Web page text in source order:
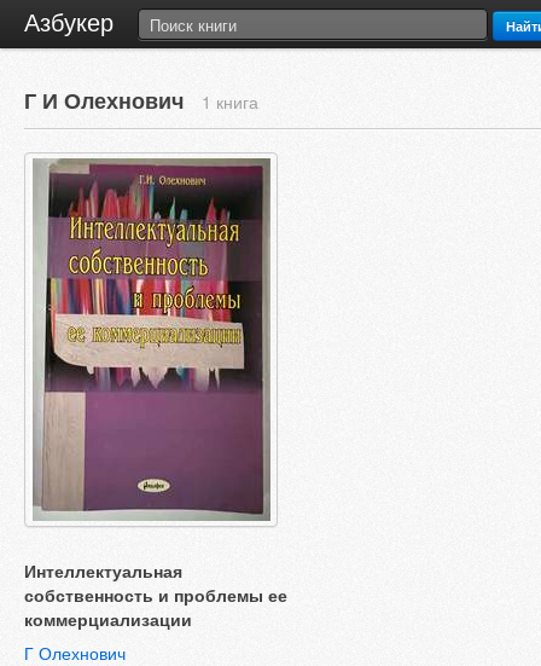
Азбукер
Г И Олехнович 1 книга
Интеллектуальная
собственность и проблемы ее
коммерциализации
Г Олехнович